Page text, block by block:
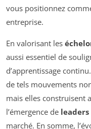
vous positionnez
entreprise.
En valorisant les
aussi essentiel de
d’apprentissage
de tels mouvements
mais elles construisent
l’émergence de
marché. En somme,